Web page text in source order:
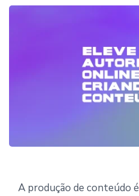
A produção de conteúdo